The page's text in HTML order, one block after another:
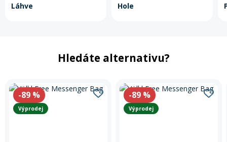
Láhve Hole
Hledáte alternativu?
-89 %
Výprodej
-89 %
Výprodej